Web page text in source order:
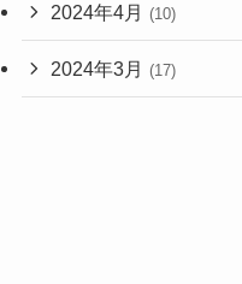
2024年4月 (10)
2024年3月 (17)